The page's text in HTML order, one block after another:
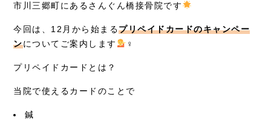
採用情報
市川三郷町にあるさんぐん橋接骨院です
今回は、12月から始まるプリペイドカードのキャンペー
ンについてご案内します ‍♀
プリペイドカードとは？
当院で使えるカードのことで
鍼